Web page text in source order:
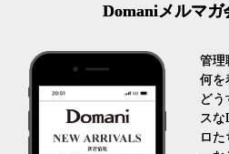
Domaniメルマガ
管理
何を
ど
スな
ロた